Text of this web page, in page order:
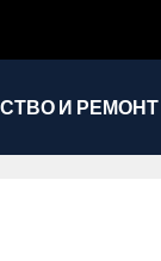
И РЕМОНТ